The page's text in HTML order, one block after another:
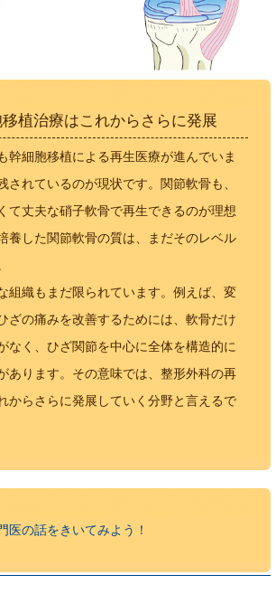
植治療はこれからさらに発展
幹細胞移植による再生医療が進んでいま
されているのが現状です。関節軟骨も、
て丈夫な硝子軟骨で再生できるのが理想
養した関節軟骨の質は、まだそのレベル
組織もまだ限られています。例えば、変
ざの痛みを改善するためには、軟骨だけ
なく、ひざ関節を中心に全体を構造的に
あります。その意味では、整形外科の再
からさらに発展していく分野と言えるで
の話をきいてみよう！